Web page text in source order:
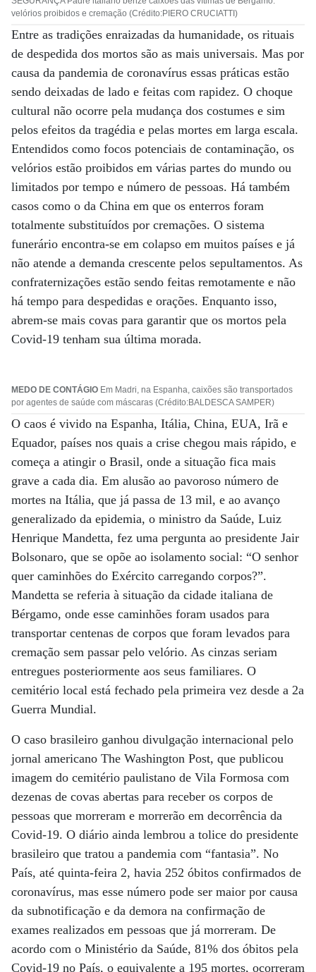
velórios proibidos e cremação (Crédito:PIERO CRUCIATTI)
Entre as tradições enraizadas da humanidade, os rituais
de despedida dos mortos são as mais universais. Mas por
causa da pandemia de coronavírus essas práticas estão
sendo deixadas de lado e feitas com rapidez. O choque
cultural não ocorre pela mudança dos costumes e sim
pelos efeitos da tragédia e pelas mortes em larga escala.
Entendidos como focos potenciais de contaminação, os
velórios estão proibidos em várias partes do mundo ou
limitados por tempo e número de pessoas. Há também
casos como o da China em que os enterros foram
totalmente substituídos por cremações. O sistema
funerário encontra-se em colapso em muitos países e já
não atende a demanda crescente pelos sepultamentos. As
confraternizações estão sendo feitas remotamente e não
há tempo para despedidas e orações. Enquanto isso,
abrem-se mais covas para garantir que os mortos pela
Covid-19 tenham sua última morada.
MEDO DE CONTÁGIO Em Madri, na Espanha, caixões são transportados
por agentes de saúde com máscaras (Crédito:BALDESCA SAMPER)
O caos é vivido na Espanha, Itália, China, EUA, Irã e
Equador, países nos quais a crise chegou mais rápido, e
começa a atingir o Brasil, onde a situação fica mais
grave a cada dia. Em alusão ao pavoroso número de
mortes na Itália, que já passa de 13 mil, e ao avanço
generalizado da epidemia, o ministro da Saúde, Luiz
Henrique Mandetta, fez uma pergunta ao presidente Jair
Bolsonaro, que se opõe ao isolamento social: “O senhor
quer caminhões do Exército carregando corpos?”.
Mandetta se referia à situação da cidade italiana de
Bérgamo, onde esse caminhões foram usados para
transportar centenas de corpos que foram levados para
cremação sem passar pelo velório. As cinzas seriam
entregues posteriormente aos seus familiares. O
cemitério local está fechado pela primeira vez desde a 2a
Guerra Mundial.
O caso brasileiro ganhou divulgação internacional pelo
jornal americano The Washington Post, que publicou
imagem do cemitério paulistano de Vila Formosa com
dezenas de covas abertas para receber os corpos de
pessoas que morreram e morrerão em decorrência da
Covid-19. O diário ainda lembrou a tolice do presidente
brasileiro que tratou a pandemia com “fantasia”. No
País, até quinta-feira 2, havia 252 óbitos confirmados de
coronavírus, mas esse número pode ser maior por causa
da subnotificação e da demora na confirmação de
exames realizados em pessoas que já morreram. De
acordo com o Ministério da Saúde, 81% dos óbitos pela
Covid-19 no País, o equivalente a 195 mortes, ocorreram